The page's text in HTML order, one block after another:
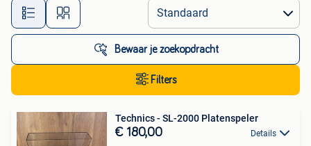
Alle afstanden…
Bewaar je zoekopdracht
Filters
Technics - SL-2000 Platenspeler
€ 180,00 Details